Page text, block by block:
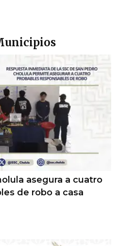
asegura a cuatro
de robo a casa